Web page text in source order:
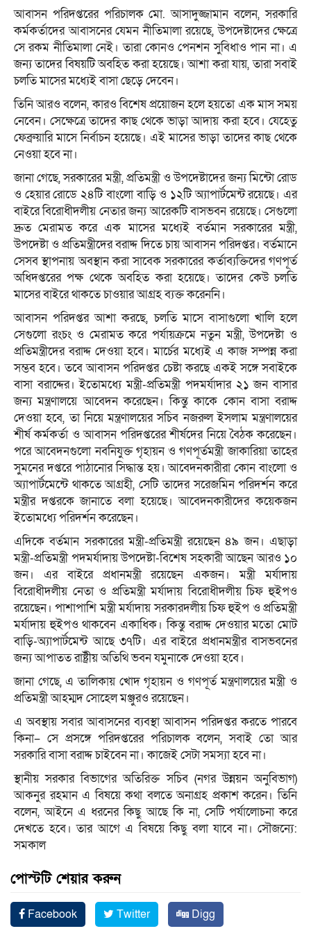
আবাসন পরিদপ্তরের পরিচালক মো. আসাদুজ্জামান বলেন, সরকারি
কর্মকর্তাদের আবাসনের যেমন নীতিমালা রয়েছে, উপদেষ্টাদের ক্ষেত্রে
সে রকম নীতিমালা নেই। তারা কোনও পেনশন সুবিধাও পান না। এ
জন্য তাদের বিষয়টি অবহিত করা হয়েছে। আশা করা যায়, তারা সবাই
চলতি মাসের মধ্যেই বাসা ছেড়ে দেবেন।
তিনি আরও বলেন, কারও বিশেষ প্রয়োজন হলে হয়তো এক মাস সময়
নেবেন। সেক্ষেত্রে তাদের কাছ থেকে ভাড়া আদায় করা হবে। যেহেতু
ফেব্রুয়ারি মাসে নির্বাচন হয়েছে। এই মাসের ভাড়া তাদের কাছ থেকে
নেওয়া হবে না।
জানা গেছে, সরকারের মন্ত্রী, প্রতিমন্ত্রী ও উপদেষ্টাদের জন্য মিন্টো রোড
ও হেয়ার রোডে ২৪টি বাংলো বাড়ি ও ১২টি অ্যাপার্টমেন্ট রয়েছে। এর
বাইরে বিরোধীদলীয় নেতার জন্য আরেকটি বাসভবন রয়েছে। সেগুলো
দ্রুত মেরামত করে এক মাসের মধ্যেই বর্তমান সরকারের মন্ত্রী,
উপদেষ্টা ও প্রতিমন্ত্রীদের বরাদ্দ দিতে চায় আবাসন পরিদপ্তর। বর্তমানে
সেসব স্থাপনায় অবস্থান করা সাবেক সরকারের কর্তাব্যক্তিদের গণপূর্ত
অধিদপ্তরের পক্ষ থেকে অবহিত করা হয়েছে। তাদের কেউ চলতি
মাসের বাইরে থাকতে চাওয়ার আগ্রহ ব্যক্ত করেননি।
আবাসন পরিদপ্তর আশা করছে, চলতি মাসে বাসাগুলো খালি হলে
সেগুলো রংচং ও মেরামত করে পর্যায়ক্রমে নতুন মন্ত্রী, উপদেষ্টা ও
প্রতিমন্ত্রীদের বরাদ্দ দেওয়া হবে। মার্চের মধ্যেই এ কাজ সম্পন্ন করা
সম্ভব হবে। তবে আবাসন পরিদপ্তর চেষ্টা করছে একই সঙ্গে সবাইকে
বাসা বরাদ্দের। ইতোমধ্যে মন্ত্রী-প্রতিমন্ত্রী পদমর্যাদার ২১ জন বাসার
জন্য মন্ত্রণালয়ে আবেদন করেছেন। কিন্তু কাকে কোন বাসা বরাদ্দ
দেওয়া হবে, তা নিয়ে মন্ত্রণালয়ের সচিব নজরুল ইসলাম মন্ত্রণালয়ের
শীর্ষ কর্মকর্তা ও আবাসন পরিদপ্তরের শীর্ষদের নিয়ে বৈঠক করেছেন।
পরে আবেদনগুলো নবনিযুক্ত গৃহায়ন ও গণপূর্তমন্ত্রী জাকারিয়া তাহের
সুমনের দপ্তরে পাঠানোর সিদ্ধান্ত হয়। আবেদনকারীরা কোন বাংলো ও
অ্যাপার্টমেন্টে থাকতে আগ্রহী, সেটি তাদের সরেজমিন পরিদর্শন করে
মন্ত্রীর দপ্তরকে জানাতে বলা হয়েছে। আবেদনকারীদের কয়েকজন
ইতোমধ্যে পরিদর্শন করেছেন।
এদিকে বর্তমান সরকারের মন্ত্রী-প্রতিমন্ত্রী রয়েছেন ৪৯ জন। এছাড়া
মন্ত্রী-প্রতিমন্ত্রী পদমর্যাদায় উপদেষ্টা-বিশেষ সহকারী আছেন আরও ১০
জন। এর বাইরে প্রধানমন্ত্রী রয়েছেন একজন। মন্ত্রী মর্যাদায়
বিরোধীদলীয় নেতা ও প্রতিমন্ত্রী মর্যাদায় বিরোধীদলীয় চিফ হুইপও
রয়েছেন। পাশাপাশি মন্ত্রী মর্যাদায় সরকারদলীয় চিফ হুইপ ও প্রতিমন্ত্রী
মর্যাদায় হুইপও থাকবেন একাধিক। কিন্তু বরাদ্দ দেওয়ার মতো মোট
বাড়ি-অ্যাপার্টমেন্ট আছে ৩৭টি। এর বাইরে প্রধানমন্ত্রীর বাসভবনের
জন্য আপাতত রাষ্ট্রীয় অতিথি ভবন যমুনাকে দেওয়া হবে।
জানা গেছে, এ তালিকায় খোদ গৃহায়ন ও গণপূর্ত মন্ত্রণালয়ের মন্ত্রী ও
প্রতিমন্ত্রী আহম্মদ সোহেল মঞ্জুরও রয়েছেন।
এ অবস্থায় সবার আবাসনের ব্যবস্থা আবাসন পরিদপ্তর করতে পারবে
কিনা– সে প্রসঙ্গে পরিদপ্তরের পরিচালক বলেন, সবাই তো আর
সরকারি বাসা বরাদ্দ চাইবেন না। কাজেই সেটা সমস্যা হবে না।
স্থানীয় সরকার বিভাগের অতিরিক্ত সচিব (নগর উন্নয়ন অনুবিভাগ)
আকনুর রহমান এ বিষয়ে কথা বলতে অনাগ্রহ প্রকাশ করেন। তিনি
বলেন, আইনে এ ধরনের কিছু আছে কি না, সেটি পর্যালোচনা করে
দেখতে হবে। তার আগে এ বিষয়ে কিছু বলা যাবে না। সৌজন্যে:
সমকাল
পোস্টটি শেয়ার করুন
Facebook Twitter
Digg